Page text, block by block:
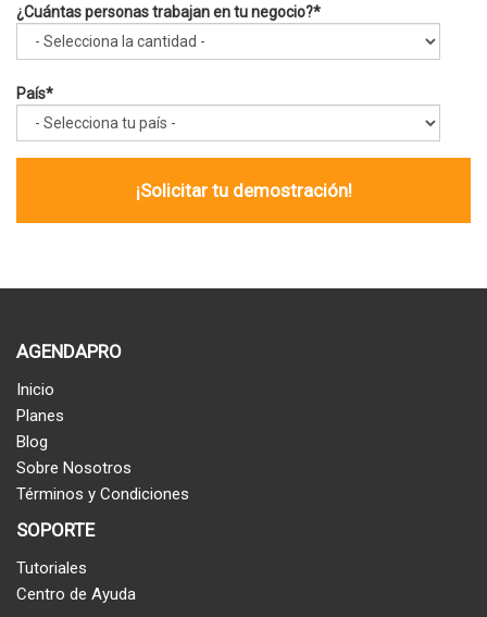
¿Cuántas personas trabajan en tu negocio?*
País*
AGENDAPRO
Inicio
Planes
Blog
Sobre Nosotros
Términos y Condiciones
SOPORTE
Tutoriales
Centro de Ayuda